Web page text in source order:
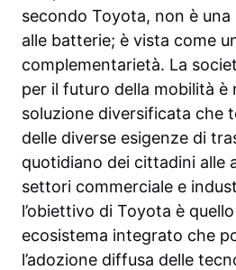
secondo Toyota, non è
alle batterie; è vista come
complementarietà. La
per il futuro della mobilità è
soluzione diversificata che
delle diverse esigenze di
quotidiano dei cittadini alle
settori commerciale e
l’obiettivo di Toyota è
ecosistema integrato che
l’adozione diffusa delle